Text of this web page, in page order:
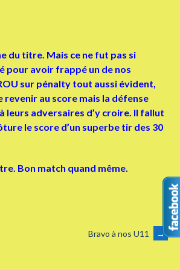
du titre. Mais ce ne fut pas si
pour avoir frappé un de nos
sur pénalty tout aussi évident,
revenir au score mais la défense
adversaires d’y croire. Il fallut
le score d’un superbe tir des 30
Bon match quand même.
Bravo à nos U11 →